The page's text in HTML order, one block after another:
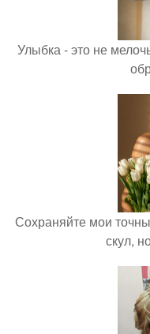
Улыбка - это не
Сохраняйте мои
скул,